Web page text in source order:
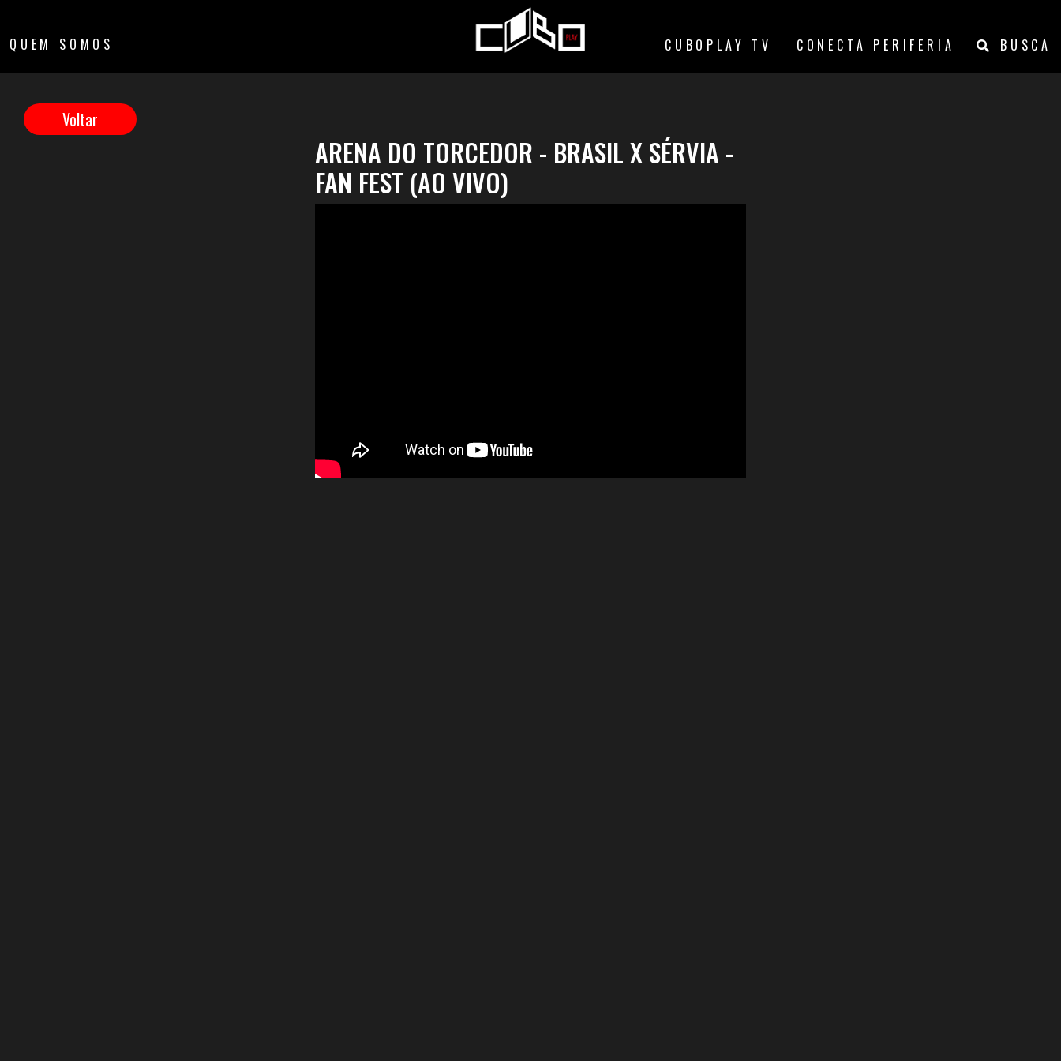
QUEM SOMOS CUBOPLAY TV CONECTA PERIFERIA BUSCA
ARENA DO TORCEDOR - BRASIL X SÉRVIA -
FAN FEST (AO VIVO)